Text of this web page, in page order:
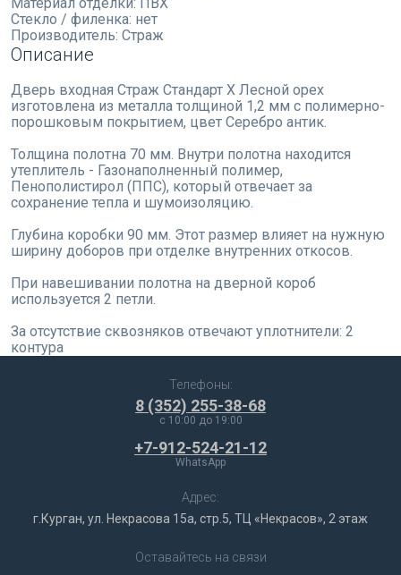
Стекло / филенка: нет
Производитель: Страж
Описание
Дверь входная Страж Стандарт Х Лесной орех
изготовлена из металла толщиной 1,2 мм с полимерно-
порошковым покрытием, цвет Серебро антик.
Толщина полотна 70 мм. Внутри полотна находится
утеплитель - Газонаполненный полимер,
Пенополистирол (ППС), который отвечает за
сохранение тепла и шумоизоляцию.
Глубина коробки 90 мм. Этот размер влияет на нужную
ширину доборов при отделке внутренних откосов.
При навешивании полотна на дверной короб
используется 2 петли.
За отсутствие сквозняков отвечают уплотнители: 2
контура
Телефоны:
8 (352) 255-38-68
c 10:00 до 19:00
+7-912-524-21-12
WhatsApp
Адрес:
г.Курган, ул. Некрасова 15а, стр.5, ТЦ «Некрасов», 2 этаж
Оставайтесь на связи